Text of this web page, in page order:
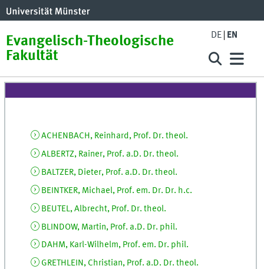
Evangelisch-Theologische
Fakultät
DE EN
ACHENBACH, Reinhard, Prof. Dr. theol.
ALBERTZ, Rainer, Prof. a.D. Dr. theol.
BALTZER, Dieter, Prof. a.D. Dr. theol.
BEINTKER, Michael, Prof. em. Dr. Dr. h.c.
BEUTEL, Albrecht, Prof. Dr. theol.
BLINDOW, Martin, Prof. a.D. Dr. phil.
DAHM, Karl-Wilhelm, Prof. em. Dr. phil.
GRETHLEIN, Christian, Prof. a.D. Dr. theol.